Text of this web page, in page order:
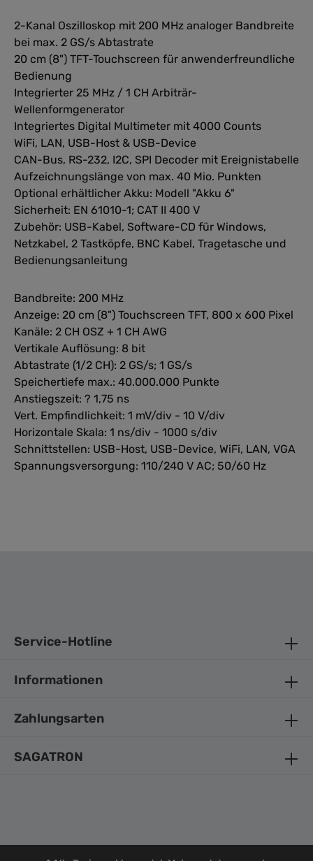
2-Kanal Oszilloskop mit 200 MHz analoger Bandbreite
bei max. 2 GS/s Abtastrate
20 cm (8") TFT-Touchscreen für anwenderfreundliche
Bedienung
Integrierter 25 MHz / 1 CH Arbiträr-
Wellenformgenerator
Integriertes Digital Multimeter mit 4000 Counts
WiFi, LAN, USB-Host & USB-Device
CAN-Bus, RS-232, I2C, SPI Decoder mit Ereignistabelle
Aufzeichnungslänge von max. 40 Mio. Punkten
Optional erhältlicher Akku: Modell "Akku 6"
Sicherheit: EN 61010-1; CAT II 400 V
Zubehör: USB-Kabel, Software-CD für Windows,
Netzkabel, 2 Tastköpfe, BNC Kabel, Tragetasche und
Bedienungsanleitung
Bandbreite: 200 MHz
Anzeige: 20 cm (8") Touchscreen TFT, 800 x 600 Pixel
Kanäle: 2 CH OSZ + 1 CH AWG
Vertikale Auflösung: 8 bit
Abtastrate (1/2 CH): 2 GS/s; 1 GS/s
Speichertiefe max.: 40.000.000 Punkte
Anstiegszeit: ? 1,75 ns
Vert. Empfindlichkeit: 1 mV/div - 10 V/div
Horizontale Skala: 1 ns/div - 1000 s/div
Schnittstellen: USB-Host, USB-Device, WiFi, LAN, VGA
Spannungsversorgung: 110/240 V AC; 50/60 Hz
SAGATRON
Service-Hotline
Informationen
Zahlungsarten